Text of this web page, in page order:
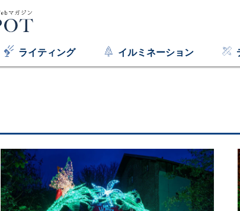
ライティング イルミネーション